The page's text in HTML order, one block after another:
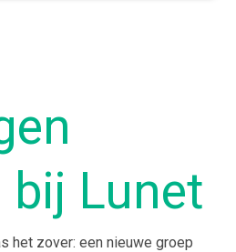
Lunet
het zover: een nieuwe groep